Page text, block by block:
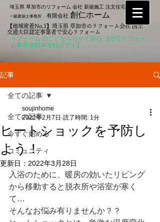
埼玉県 草加市のリフォーム 会社 新築施工 注文住宅なら
一級建築士事務所 有限会社 創仁ホーム
【地域密着No.1】埼玉県 草加市のリフォーム会社 国土
交通大臣認定事業者で安心リフォーム
リフォーム のことなら任せて安心 【住宅リフォー
ム事業者団体登録店です】
記事
全ての記事
今すぐ始める
コミュニティ
全ての記事
ヒートショックを予防し
よう！
soujinhome
2022年2月7日 読了時間: 1分
更新日： 2022年3月28日
入浴のために、暖房の効いたリビング
から移動すると脱衣所や浴室が寒く
て…
そんなお悩み有りませんか？？